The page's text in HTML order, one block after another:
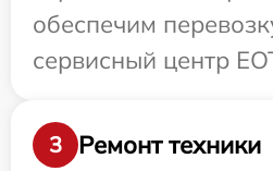
обеспечим
сервисный центр
3
Ремонт техники